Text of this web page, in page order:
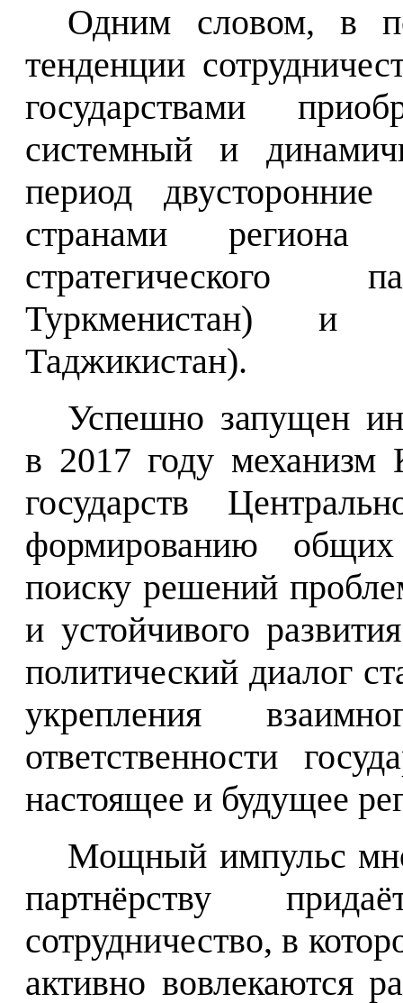
Одним словом, в
тенденции
государствами
системный и
период
странами
стратегического
Туркменистан) и
Таджикистан).
Успешно запущен
в 2017 году механизм
государств
формированию
поиску решений
и устойчивого
политический диалог
укрепления
ответственности
настоящее и будущее
Мощный импульс
партнёрству
сотрудничество, в
активно вовлекаются